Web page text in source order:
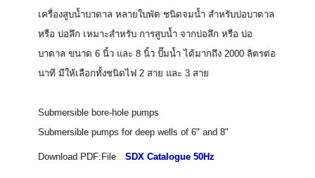
เครื่องสูบน้ำบาดาล หลายใบพัด ชนิดจมน้ำ สำหรับบ่อบาดาล
หรือ บ่อลึก เหมาะสำหรับ การสูบน้ำ จากบ่อลึก หรือ บ่อ
บาดาล ขนาด 6 นิ้ว และ 8 นิ้ว ปั๊มน้ำ ได้มากถึง 2000 ลิตรต่อ
นาที มีให้เลือกทั้งชนิดไฟ 2 สาย และ 3 สาย
Submersible bore-hole pumps
Submersible pumps for deep wells of 6" and 8"
Download PDF:File SDX Catalogue 50Hz